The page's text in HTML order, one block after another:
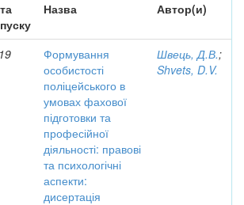
Назва Автор(и)
Формування
особистості
поліцейського в
умовах фахової
підготовки та
професійної
діяльності: правові
та психологічні
аспекти:
дисертація
Швець, Д.В.;
Shvets, D.V.